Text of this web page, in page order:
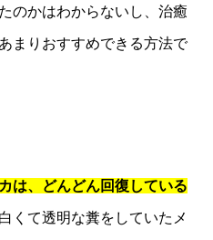
のかはわからないし、治癒
まりおすすめできる方法で
は、どんどん回復している
くて透明な糞をしていたメ